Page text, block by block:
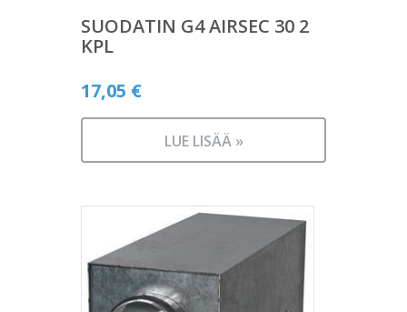
SUODATIN G4 AIRSEC 30 2
KPL
17,05 €
LUE LISÄÄ »